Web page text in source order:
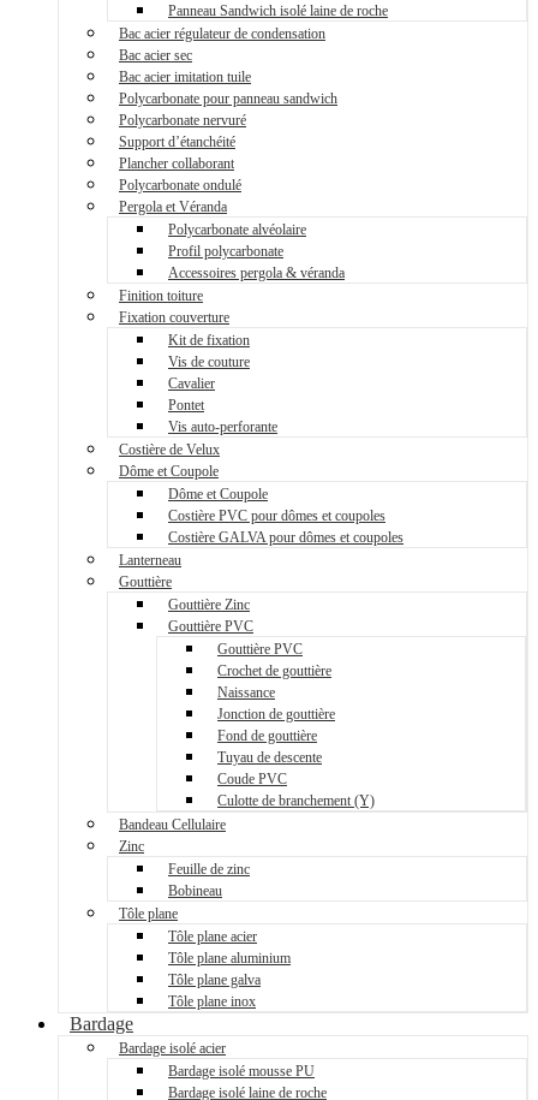
Panneau Sandwich isolé laine de roche
Bac acier régulateur de condensation
Bac acier sec
Bac acier imitation tuile
Polycarbonate pour panneau sandwich
Polycarbonate nervuré
Support d’étanchéité
Plancher collaborant
Polycarbonate ondulé
Pergola et Véranda
Polycarbonate alvéolaire
Profil polycarbonate
Accessoires pergola & véranda
Finition toiture
Fixation couverture
Kit de fixation
Vis de couture
Cavalier
Pontet
Vis auto-perforante
Costière de Velux
Dôme et Coupole
Dôme et Coupole
Costière PVC pour dômes et coupoles
Costière GALVA pour dômes et coupoles
Lanterneau
Gouttière
Gouttière Zinc
Gouttière PVC
Gouttière PVC
Crochet de gouttière
Naissance
Jonction de gouttière
Fond de gouttière
Tuyau de descente
Coude PVC
Culotte de branchement (Y)
Bandeau Cellulaire
Zinc
Feuille de zinc
Bobineau
Tôle plane
Tôle plane acier
Tôle plane aluminium
Tôle plane galva
Tôle plane inox
Bardage
Bardage isolé acier
Bardage isolé mousse PU
Bardage isolé laine de roche